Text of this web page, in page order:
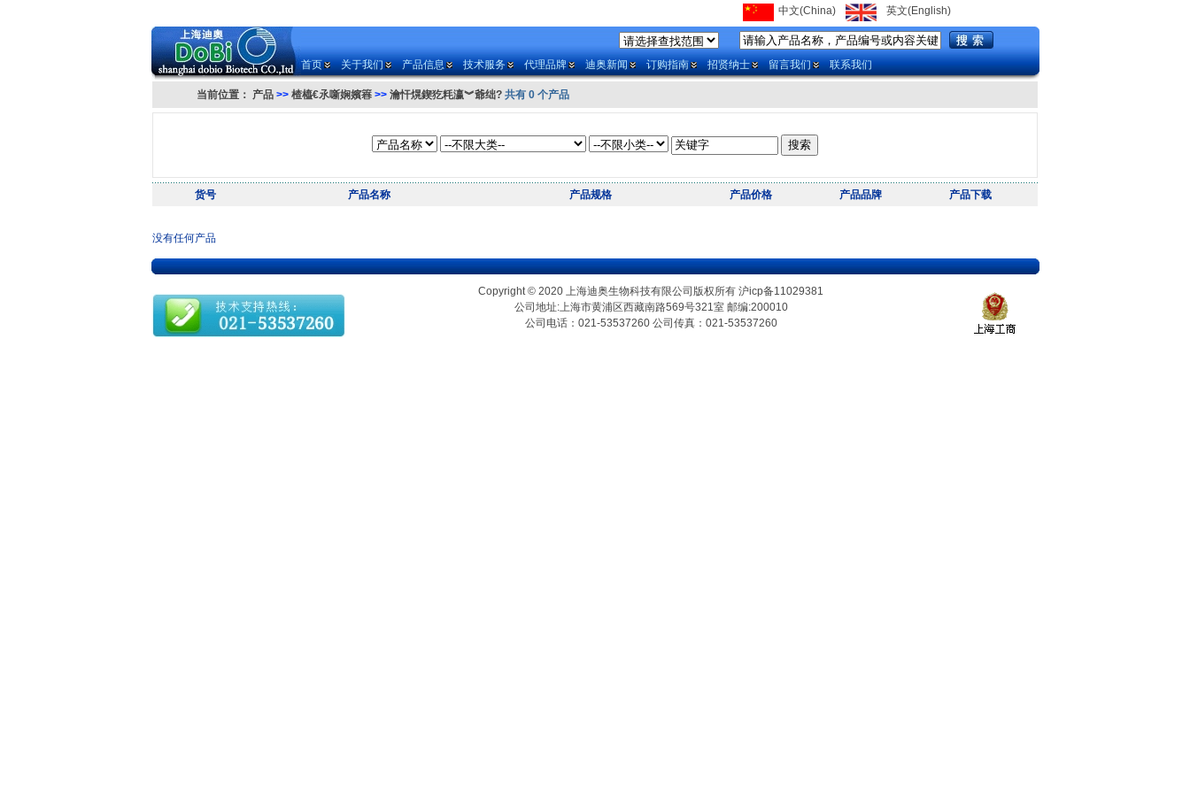
中文(China) 英文(English)
首页 关于我们 产品信息 技术服务 代理品牌 迪奥新闻 订购指南 招贤纳士 留言我们 联系我们
当前位置： 产品 >> 楂橀€氶噺娴嬪簭 >> 瀹忓熀鍥犵粍瀛︾爺绌? 共有 0 个产品
货号 产品名称 产品规格 产品价格 产品品牌 产品下载
没有任何产品
Copyright © 2020 上海迪奥生物科技有限公司版权所有 沪icp备11029381
公司地址:上海市黄浦区西藏南路569号321室 邮编:200010
公司电话：021-53537260 公司传真：021-53537260